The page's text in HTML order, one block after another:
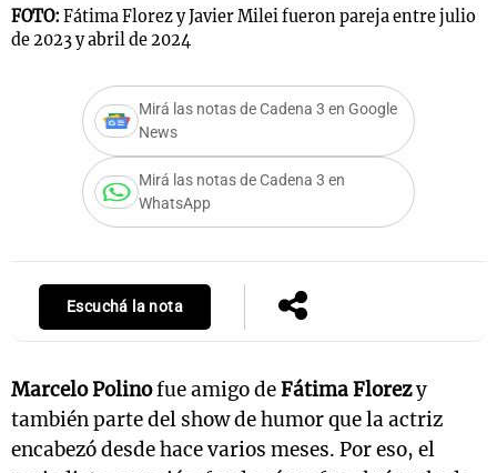
FOTO: Fátima Florez y Javier Milei fueron pareja entre julio
de 2023 y abril de 2024
Mirá las notas de Cadena 3 en Google
News
Mirá las notas de Cadena 3 en
WhatsApp
Escuchá la nota
Marcelo Polinofue amigo deFátima Florezy
también parte del show de humor que la actriz
encabezó desde hace varios meses. Por eso, el
Notas
Mundial 2026
Notas
La Sole en
Cadena 3